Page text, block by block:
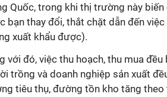
Quốc, trong khi thị trường này
bạn thay đổi, thắt chặt dẫn đến
xuất khẩu được).
với đó, việc thu hoạch, thu mua
trồng và doanh nghiệp sản xuất
tiêu thụ, đường tồn kho tăng theo